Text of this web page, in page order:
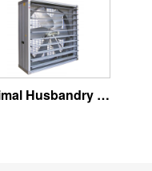
Animal Husbandry Fan Revolutionerende Ventilation